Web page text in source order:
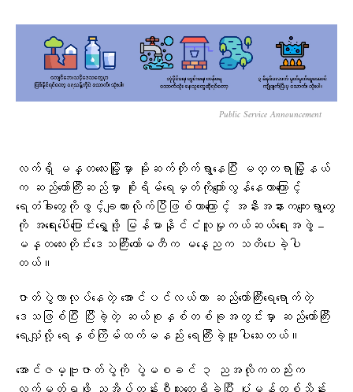
Public Service Announcement
လက်ရှိ မန္တလေးမြို့မှာ မိုးဆက်တိုက်ရွာနေပြီး မတ္တရာမြို့နယ်
က ဆည်တော်ကြီးဆည်မှာ စိုးရိမ်ရေမှတ်ကိုကျော်လွန်နေတာကြောင့်
ရေတံခါးတွေကိုဖွင့်ချထားလိုက်ပြီဖြစ်တာကြောင့် အနီးအနားကကျေးရွာတွေ
ကို အရေးပေါ်ပြောင်းရွှေ့ဖို့ မြန်မာနိုင်ငံလူမှုကယ်ဆယ်ရေးအဖွဲ့ –
မန္တလေးတိုင်းဒေသကြီးကော်မတီက မနေ့ညက သတိပေးခဲ့ပါ
တယ်။
ဇာတ်ပွဲလာလုပ်နေတဲ့ အောင်ပင်လယ်ဟာ ဆည်တော်ကြီးရေရောက်တဲ့
ဒေသဖြစ်ပြီး ပြီးခဲ့တဲ့ ဆယ်စုနှစ်တစ်ခုအတွင်းမှာ ဆည်တော်ကြီး
ရေလျှံလို့ ရေနှစ်ကြိမ်ထက်မနည်း ရေကြီးခဲ့ဖူးပါသေးတယ်။
အောင်ဇမ္ဗူဇာတ်ပွဲကို ပွဲမစခင် ၃ ညအလိုကတည်းက